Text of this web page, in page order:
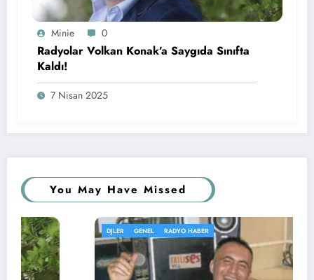
Minie 0
Radyolar Volkan Konak’a Saygıda Sınıfta
Kaldı!
7 Nisan 2025
You May Have Missed
DJLER RADYO HABER